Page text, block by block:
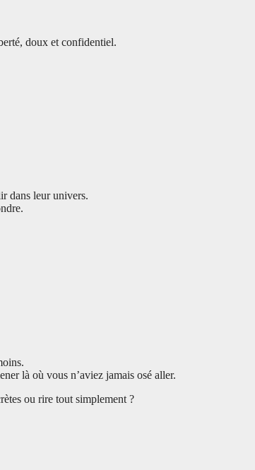
doux et confidentiel.
dans leur univers.
là où vous n’aviez jamais osé aller.
ou rire tout simplement ?